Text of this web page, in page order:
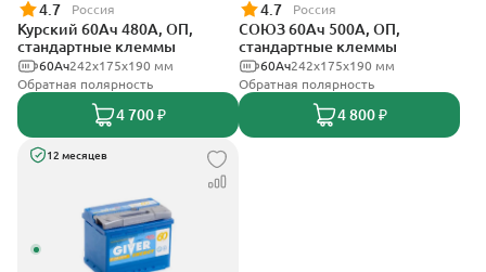
4.7 Россия
Курский 60Ач 480А, ОП,
стандартные клеммы
242x175x190 мм
60Ач
Обратная полярность
4 700 ₽
4.7 Россия
СОЮЗ 60Ач 500А, ОП,
стандартные клеммы
242x175x190 мм
60Ач
Обратная полярность
4 800 ₽
12 месяцев